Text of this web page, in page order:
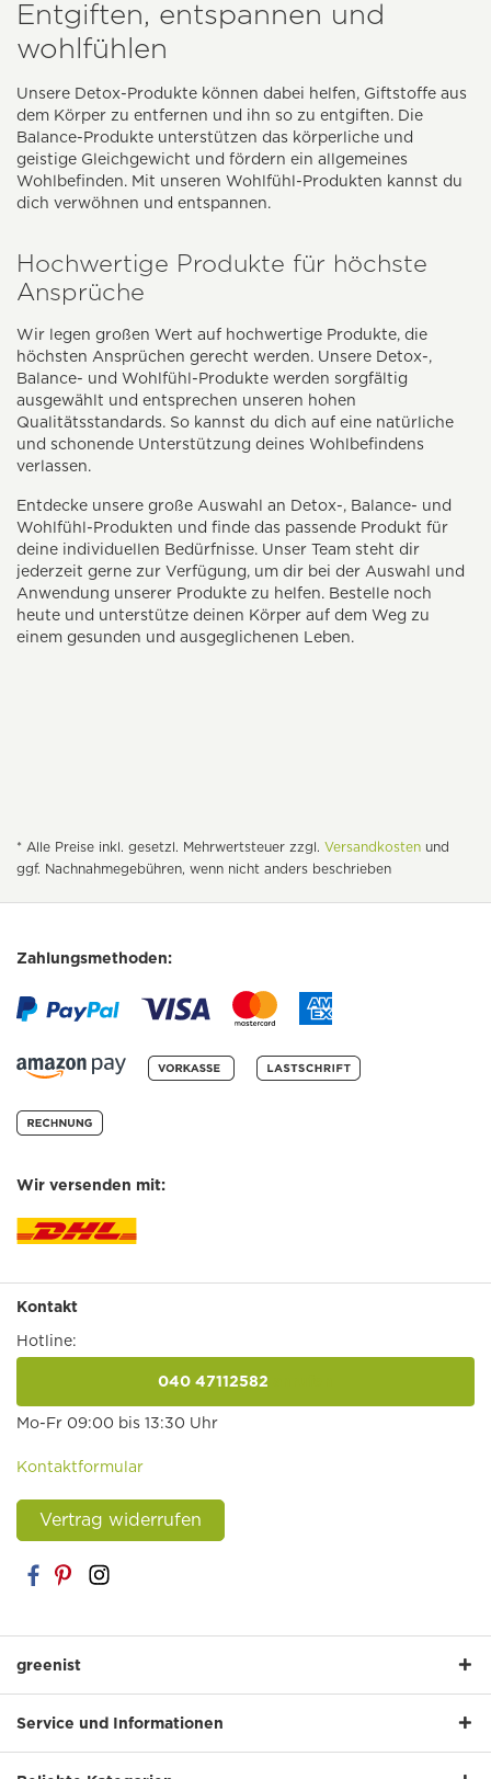
Entgiften, entspannen und
wohlfühlen
Unsere Detox-Produkte können dabei helfen, Giftstoffe aus
dem Körper zu entfernen und ihn so zu entgiften. Die
Balance-Produkte unterstützen das körperliche und
geistige Gleichgewicht und fördern ein allgemeines
Wohlbefinden. Mit unseren Wohlfühl-Produkten kannst du
dich verwöhnen und entspannen.
Hochwertige Produkte für höchste
Ansprüche
Wir legen großen Wert auf hochwertige Produkte, die
höchsten Ansprüchen gerecht werden. Unsere Detox-,
Balance- und Wohlfühl-Produkte werden sorgfältig
ausgewählt und entsprechen unseren hohen
Qualitätsstandards. So kannst du dich auf eine natürliche
und schonende Unterstützung deines Wohlbefindens
verlassen.
Entdecke unsere große Auswahl an Detox-, Balance- und
Wohlfühl-Produkten und finde das passende Produkt für
deine individuellen Bedürfnisse. Unser Team steht dir
jederzeit gerne zur Verfügung, um dir bei der Auswahl und
Anwendung unserer Produkte zu helfen. Bestelle noch
heute und unterstütze deinen Körper auf dem Weg zu
einem gesunden und ausgeglichenen Leben.
* Alle Preise inkl. gesetzl. Mehrwertsteuer zzgl. Versandkosten und
ggf. Nachnahmegebühren, wenn nicht anders beschrieben
Zahlungsmethoden:
Wir versenden mit:
Kontakt
Hotline:
040 47112582
Mo-Fr 09:00 bis 13:30 Uhr
Kontaktformular
Vertrag widerrufen
greenist
Service und Informationen